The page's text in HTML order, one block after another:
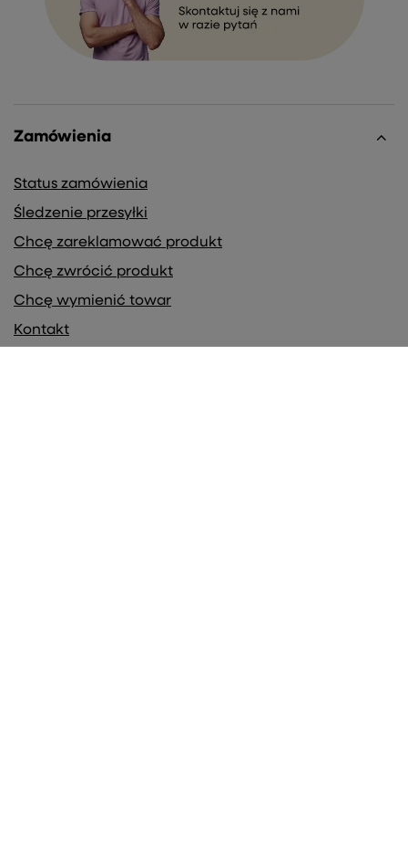
Zamówienia
Status zamówienia
Śledzenie przesyłki
Chcę zareklamować produkt
Chcę zwrócić produkt
Chcę wymienić towar
Kontakt